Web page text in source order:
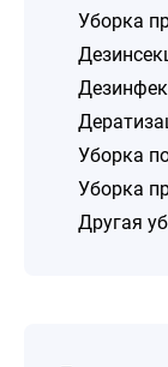
Уборка
Уборка
Уборка
Другая